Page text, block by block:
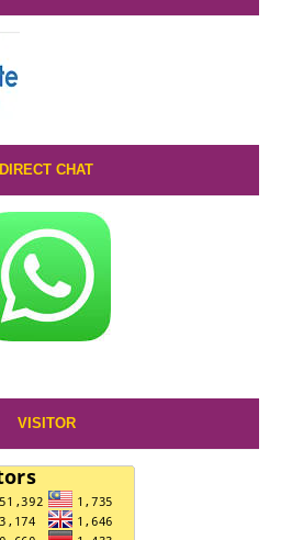
DIRECT CHAT
VISITOR